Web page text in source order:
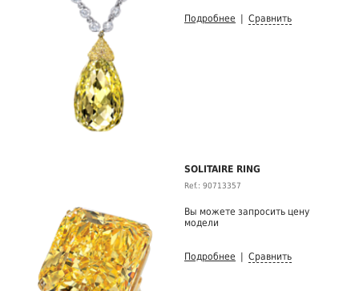
Подробнее Сравнить
SOLITAIRE RING
Ref.: 90713357
Вы можете запросить цену
модели
Подробнее Сравнить